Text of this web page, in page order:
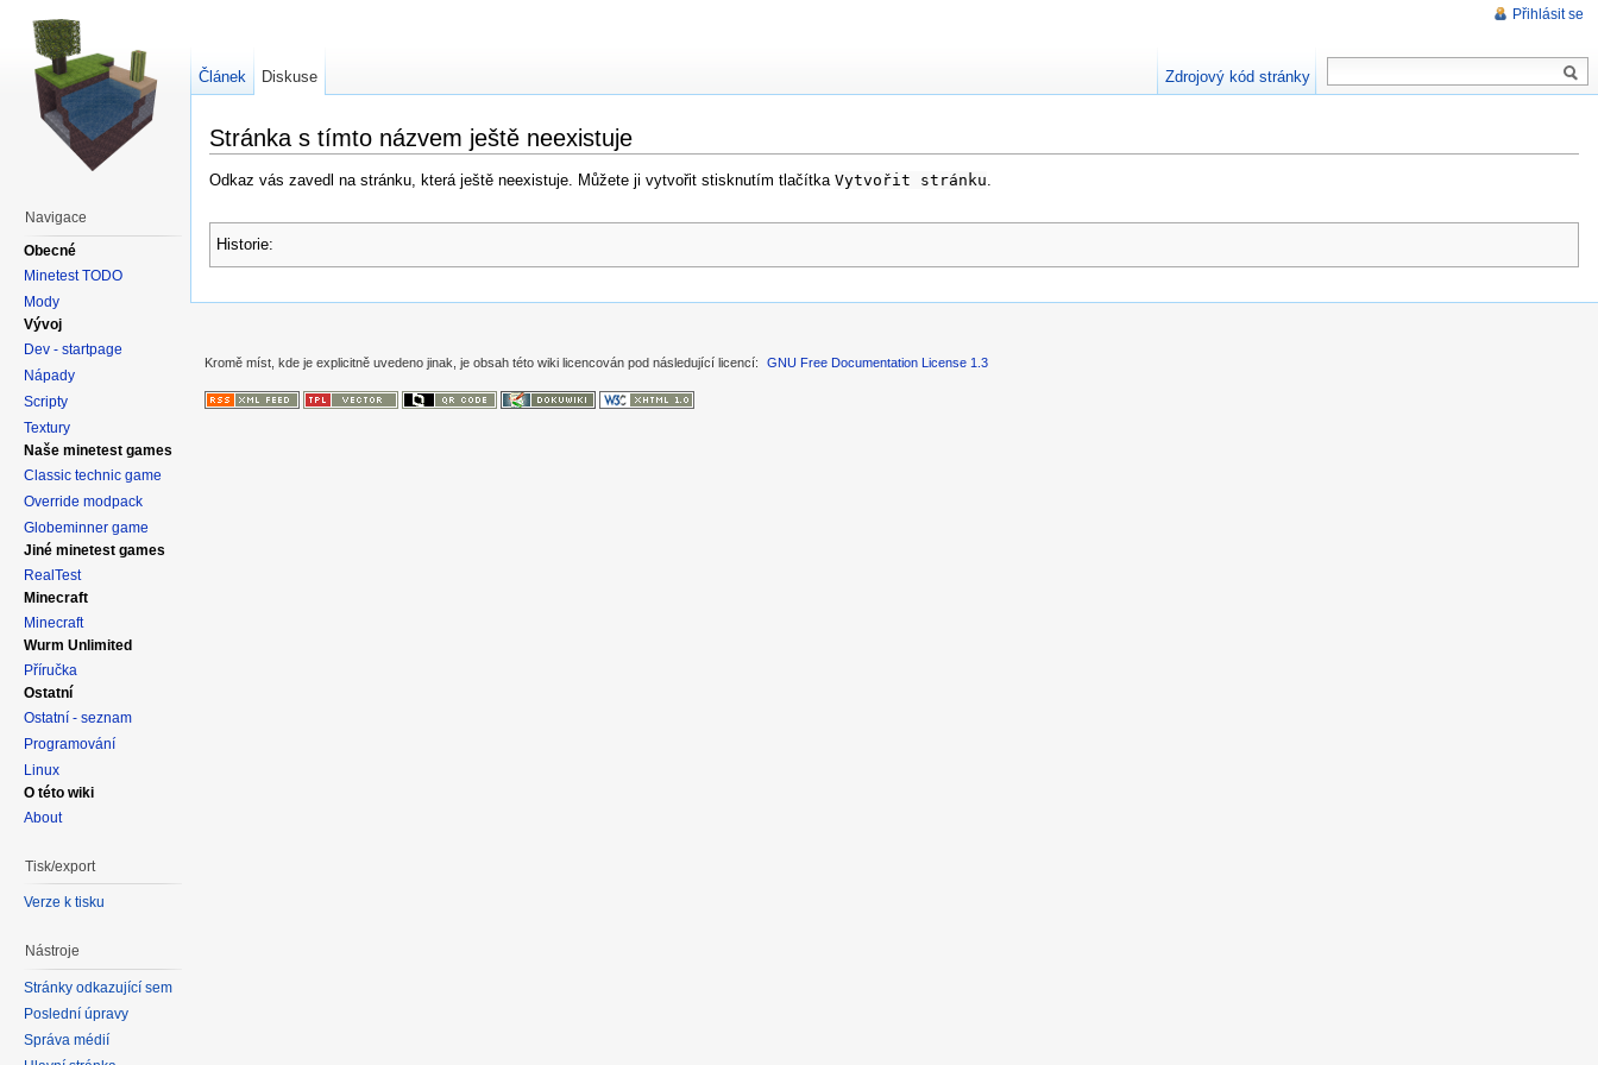
Stránka s tímto názvem ještě neexistuje
Odkaz vás zavedl na stránku, která ještě neexistuje. Můžete ji vytvořit stisknutím tlačítka Vytvořit stránku
Historie:
Přihlásit se
Článek Diskuse Zdrojový kód stránky
Navigace
Obecné
Minetest TODO
Mody
Vývoj
Dev - startpage
Nápady
Scripty
Textury
Naše minetest games
Classic technic game
Override modpack
Globeminner game
Jiné minetest games
RealTest
Minecraft
Minecraft
Wurm Unlimited
Příručka
Ostatní
Ostatní - seznam
Programování
Linux
O této wiki
About
Tisk/export
Verze k tisku
Nástroje
Stránky odkazující sem
Poslední úpravy
Správa médií
Kromě míst, kde je explicitně uvedeno jinak, je obsah této wiki licencován pod následující licencí: GNU Free Documentation License 1.3